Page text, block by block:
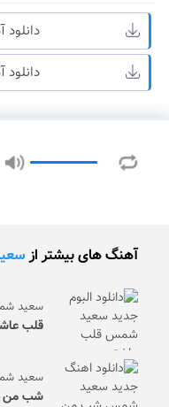
دانلود
دانلود
آهنگ های بیشتر از
سعید
قلب
سعید
شب من